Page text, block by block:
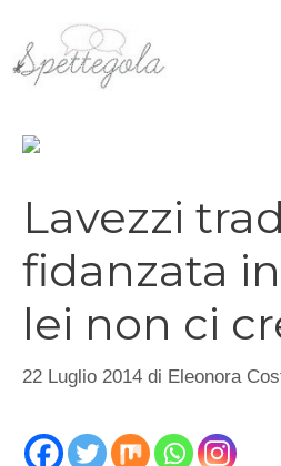
contenuto
Lavezzi
fidanzata
lei non ci
22 Luglio 2014 di Eleonora